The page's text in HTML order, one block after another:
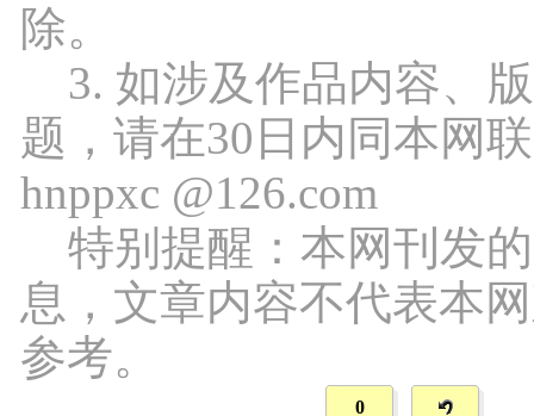
除。
3. 如涉及作品内容、
题，请在30日内同本网
hnppxc @126.com
特别提醒：本网刊发
息，文章内容不代表本
参考。
0